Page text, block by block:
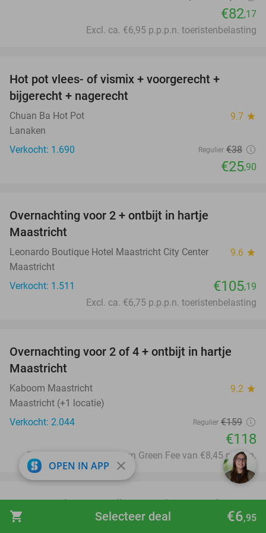
shopping_cart €6,95
Selecteer deal
€82,17
Excl. ca. €6,95 p.p.p.n. toeristenbelasting
Hot pot vlees- of vismix + voorgerecht +
bijgerecht + nagerecht
Chuan Ba Hot Pot 9.7 star
Lanaken
Verkocht: 1.690
Regulier €38
€25,90
Overnachting voor 2 + ontbijt in hartje
Maastricht
Leonardo Boutique Hotel Maastricht City Center 9.6 star
Maastricht
Verkocht: 1.511
€105,19
Excl. ca. €6,75 p.p.p.n. toeristenbelasting
26%
Overnachting voor 2 of 4 + ontbijt in hartje
Maastricht
Kaboom Maastricht 9.2 star
Maastricht (+1 locatie)
Verkocht: 2.044
Regulier €159
€118
Excl. toeristenbelasting en Green Fee van €8,45 p.p.p.n.
19%
favorite_border
Overnachting + ontbijt voor 2 in Maastricht
Townhouse Hotel Maastricht & Spa 8.6star
OPEN IN APP close